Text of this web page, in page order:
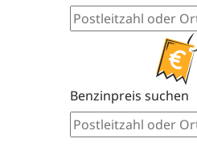
Benzinpreis suchen